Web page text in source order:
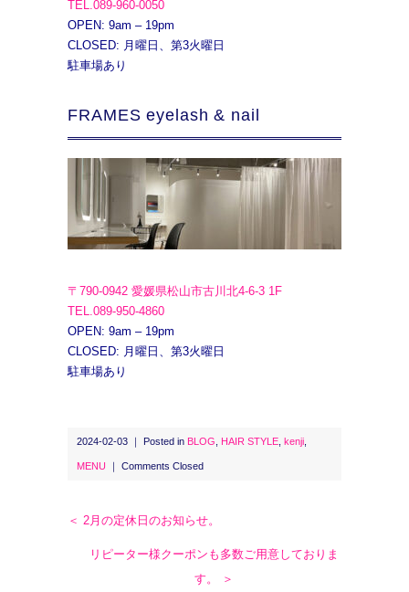
TEL.089-960-0050
OPEN: 9am – 19pm
CLOSED: 月曜日、第3火曜日
駐車場あり
FRAMES eyelash & nail
〒790-0942 愛媛県松山市古川北4-6-3 1F
TEL.089-950-4860
OPEN: 9am – 19pm
CLOSED: 月曜日、第3火曜日
駐車場あり
2024-02-03 ｜ Posted in BLOG HAIR STYLE kenji
MENU Comments Closed
＜ 2月の定休日のお知らせ。
リピーター様クーポンも多数ご用意しておりま
す。 ＞